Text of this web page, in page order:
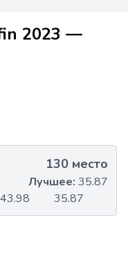
2023 —
130 место
43.98 35.87
Лучшее: 35.87